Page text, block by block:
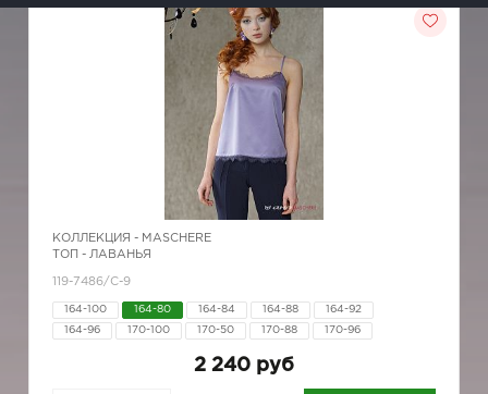
КОЛЛЕКЦИЯ - MASCHERE
ТОП - ЛАВАНЬЯ
119-7486/С-9
164-100 164-80 164-84 164-88 164-92
164-96 170-100 170-50 170-88 170-96
2 240 руб